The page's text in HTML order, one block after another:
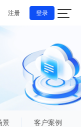
注册 登录
景 客户案例